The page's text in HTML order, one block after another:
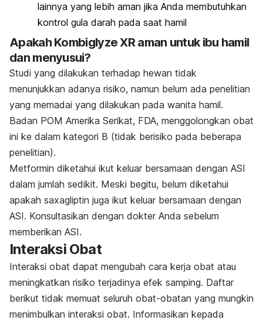
lainnya yang lebih aman jika Anda membutuhkan
kontrol gula darah pada saat hamil
Apakah Kombiglyze XR aman untuk ibu hamil
dan menyusui?
Studi yang dilakukan terhadap hewan tidak
menunjukkan adanya risiko, namun belum ada penelitian
yang memadai yang dilakukan pada wanita hamil.
Badan POM Amerika Serikat, FDA, menggolongkan obat
ini ke dalam kategori B (tidak berisiko pada beberapa
penelitian).
Metformin diketahui ikut keluar bersamaan dengan ASI
dalam jumlah sedikit. Meski begitu, belum diketahui
apakah saxagliptin juga ikut keluar bersamaan dengan
ASI. Konsultasikan dengan dokter Anda sebelum
memberikan ASI.
Interaksi Obat
Interaksi obat dapat mengubah cara kerja obat atau
meningkatkan risiko terjadinya efek samping. Daftar
berikut tidak memuat seluruh obat-obatan yang mungkin
menimbulkan interaksi obat. Informasikan kepada